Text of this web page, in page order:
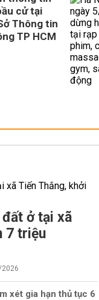
cử tại
Thông tin
TP HCM
đất ở tại xã
7 triệu
xét gia hạn thủ tục 6